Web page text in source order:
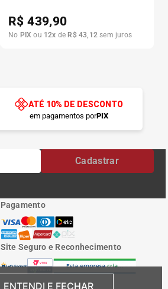
ENTENDI E FECHAR
R$439,90
No PIX ou 12x de R$ 43, 12 sem juros
ATÉ 10% DE DESCONTO
em pagamentos porPIX
Cadastrar
Pagamento
Site Seguro e Reconhecimento